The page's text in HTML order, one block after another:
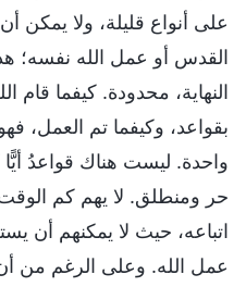
على أنواع قليلة، ولا يمكن
القدس أو عمل الله نفسه؛
النهاية، محدودة. كيفما قام
بقواعد، وكيفما تم
واحدة. ليست هناك قواعدُ
حر ومنطلق. لا يهم كم
اتباعه، حيث لا يمكنهم أن
عمل الله. وعلى الرغم من أن